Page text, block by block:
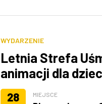
WYDARZENIE
Letnia Strefa
animacji dla
28 MIEJSCE